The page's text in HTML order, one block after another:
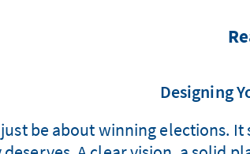
Designing
be about winning elections.